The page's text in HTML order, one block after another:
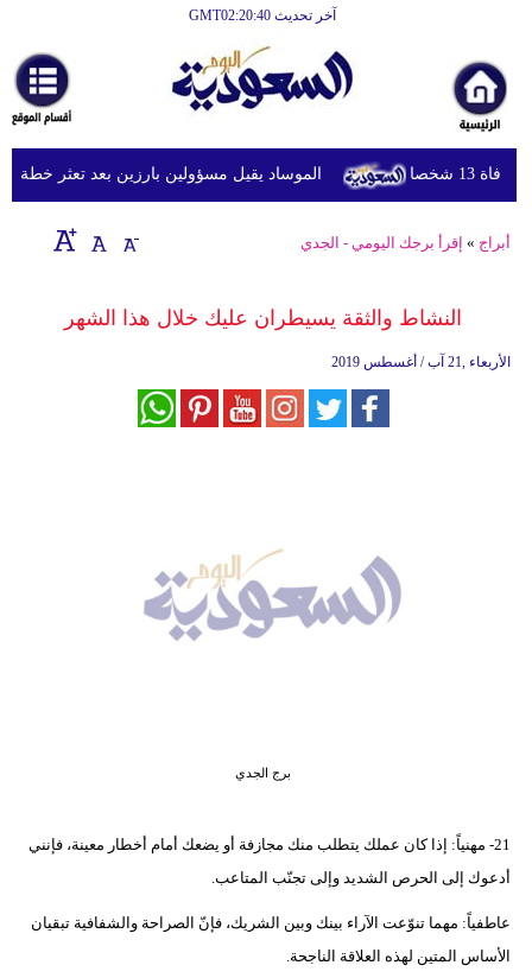
آخر تحديث GMT02:20:40
أخبارعاجلة
رياضة
ثقافة
إقتصاد
وموسيقى
علوم
الموساد يقيل مسؤولين بارزين بعد تعثر خطة
أبراج » إقرأ برجك اليومي - الجدي
النشاط والثقة يسيطران عليك خلال هذا الشهر
الأربعاء ,21 آب / أغسطس 2019
برج الجدي
21- مهنياً: إذا كان عملك يتطلب منك مجازفة أو يضعك أمام أخطار معينة، فإنني
أدعوك إلى الحرص الشديد وإلى تجنّب المتاعب.
عاطفياً: مهما تنوّعت الآراء بينك وبين الشريك، فإنّ الصراحة والشفافية تبقيان
الأساس المتين لهذه العلاقة الناجحة.